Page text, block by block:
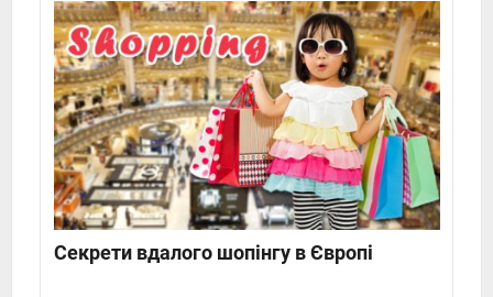
Секрети вдалого шопінгу в Європі